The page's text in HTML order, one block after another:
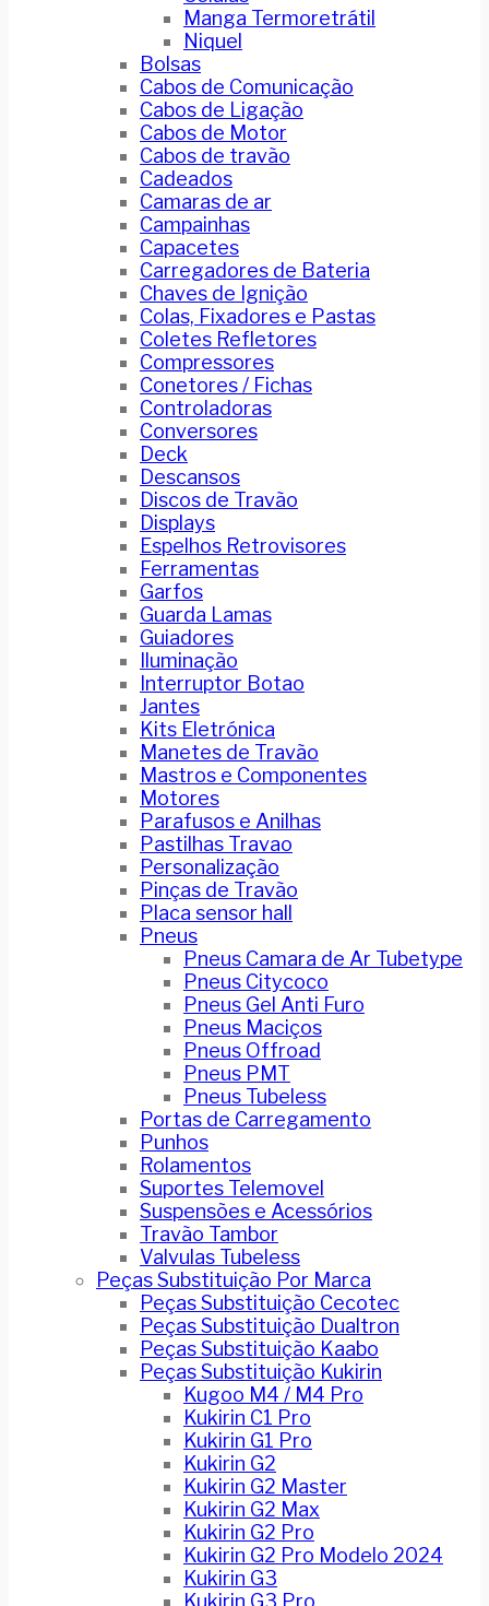
Manga Termoretrátil
Niquel
Bolsas
Cabos de Comunicação
Cabos de Ligação
Cabos de Motor
Cabos de travão
Cadeados
Camaras de ar
Campainhas
Capacetes
Carregadores de Bateria
Chaves de Ignição
Colas, Fixadores e Pastas
Coletes Refletores
Compressores
Conetores / Fichas
Controladoras
Conversores
Deck
Descansos
Discos de Travão
Displays
Espelhos Retrovisores
Ferramentas
Garfos
Guarda Lamas
Guiadores
Iluminação
Interruptor Botao
Jantes
Kits Eletrónica
Manetes de Travão
Mastros e Componentes
Motores
Parafusos e Anilhas
Pastilhas Travao
Personalização
Pinças de Travão
Placa sensor hall
Pneus
Pneus Camara de Ar Tubetype
Pneus Citycoco
Pneus Gel Anti Furo
Pneus Maciços
Pneus Offroad
Pneus PMT
Pneus Tubeless
Portas de Carregamento
Punhos
Rolamentos
Suportes Telemovel
Suspensões e Acessórios
Travão Tambor
Valvulas Tubeless
Peças Substituição Por Marca
Peças Substituição Cecotec
Peças Substituição Dualtron
Peças Substituição Kaabo
Peças Substituição Kukirin
Kugoo M4 / M4 Pro
Kukirin C1 Pro
Kukirin G1 Pro
Kukirin G2
Kukirin G2 Master
Kukirin G2 Max
Kukirin G2 Pro
Kukirin G2 Pro Modelo 2024
Kukirin G3
Kukirin G3 Pro